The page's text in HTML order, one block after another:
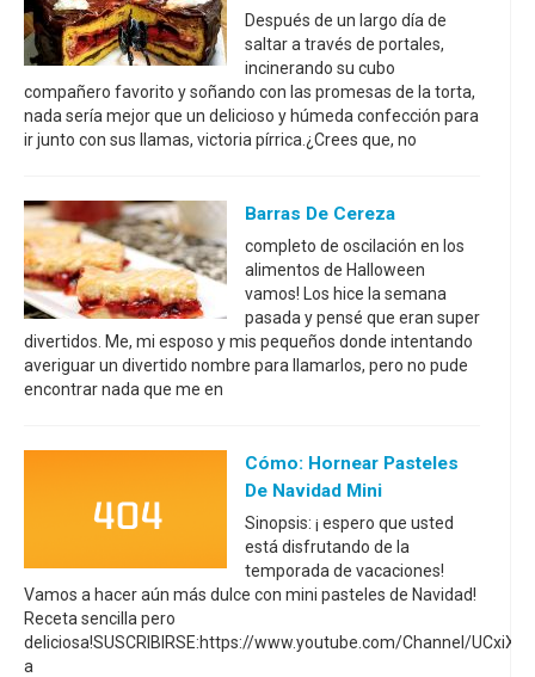
Después de un largo día de
saltar a través de portales,
incinerando su cubo
compañero favorito y soñando con las promesas de la torta,
nada sería mejor que un delicioso y húmeda confección para
ir junto con sus llamas, victoria pírrica.¿Crees que, no
Barras De Cereza
completo de oscilación en los
alimentos de Halloween
vamos! Los hice la semana
pasada y pensé que eran super
divertidos. Me, mi esposo y mis pequeños donde intentando
averiguar un divertido nombre para llamarlos, pero no pude
encontrar nada que me en
Cómo: Hornear Pasteles
De Navidad Mini
Sinopsis: ¡ espero que usted
está disfrutando de la
temporada de vacaciones!
Vamos a hacer aún más dulce con mini pasteles de Navidad!
Receta sencilla pero
deliciosa!SUSCRIBIRSE:https://www.youtube.com/Channel/
a